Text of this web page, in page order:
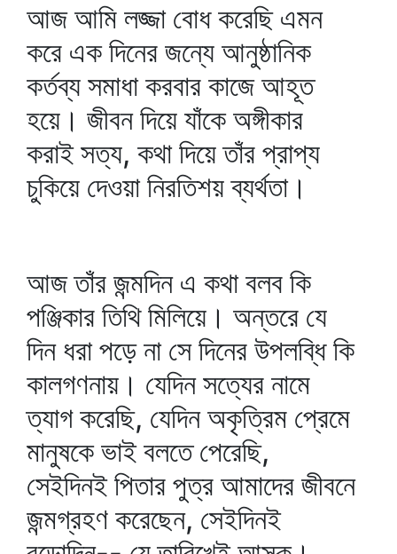
আজ আমি লজ্জা বোধ করেছি এমন
করে এক দিনের জন্যে আনুষ্ঠানিক
কর্তব্য সমাধা করবার কাজে আহূত
হয়ে। জীবন দিয়ে যাঁকে অঙ্গীকার
করাই সত্য, কথা দিয়ে তাঁর প্রাপ্য
চুকিয়ে দেওয়া নিরতিশয় ব্যর্থতা।
আজ তাঁর জন্মদিন এ কথা বলব কি
পঞ্জিকার তিথি মিলিয়ে। অন্তরে যে
দিন ধরা পড়ে না সে দিনের উপলব্ধি কি
কালগণনায়। যেদিন সত্যের নামে
ত্যাগ করেছি, যেদিন অকৃত্রিম প্রেমে
মানুষকে ভাই বলতে পেরেছি,
সেইদিনই পিতার পুত্র আমাদের জীবনে
জন্মগ্রহণ করেছেন, সেইদিনই